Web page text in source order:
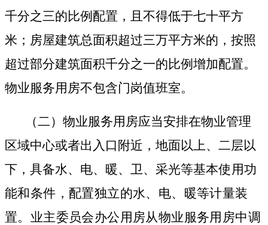
千分之三的比例配置，且不得低于七十平方
米；房屋建筑总面积超过三万平方米的，按照
超过部分建筑面积千分之一的比例增加配置。
物业服务用房不包含门岗值班室。
（二）物业服务用房应当安排在物业管理
区域中心或者出入口附近，地面以上、二层以
下，具备水、电、暖、卫、采光等基本使用功
能和条件，配置独立的水、电、暖等计量装
置。业主委员会办公用房从物业服务用房中调